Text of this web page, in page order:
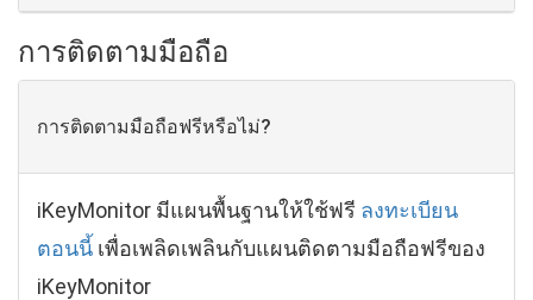
การติดตามมือถือ
การติดตามมือถือฟรีหรือไม่?
iKeyMonitor มีแผนพื้นฐานให้ใช้ฟรี ลงทะเบียน
ตอนนี้ เพื่อเพลิดเพลินกับแผนติดตามมือถือฟรีของ
iKeyMonitor